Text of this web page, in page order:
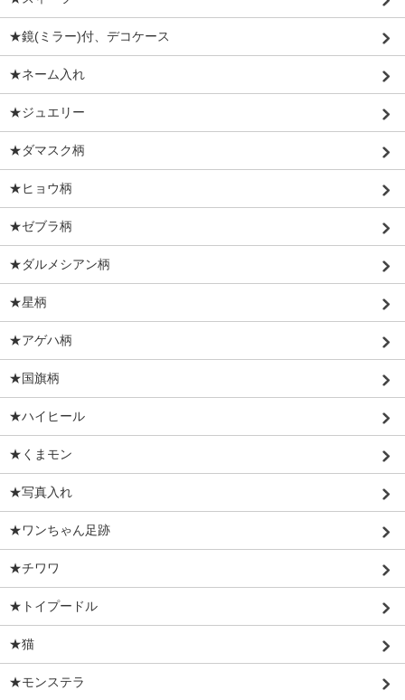
★鏡(ミラー)付、デコケース
★ネーム入れ
★ジュエリー
★ダマスク柄
★ヒョウ柄
★ゼブラ柄
★ダルメシアン柄
★星柄
★アゲハ柄
★国旗柄
★ハイヒール
★くまモン
★写真入れ
★ワンちゃん足跡
★チワワ
★トイプードル
★猫
★モンステラ